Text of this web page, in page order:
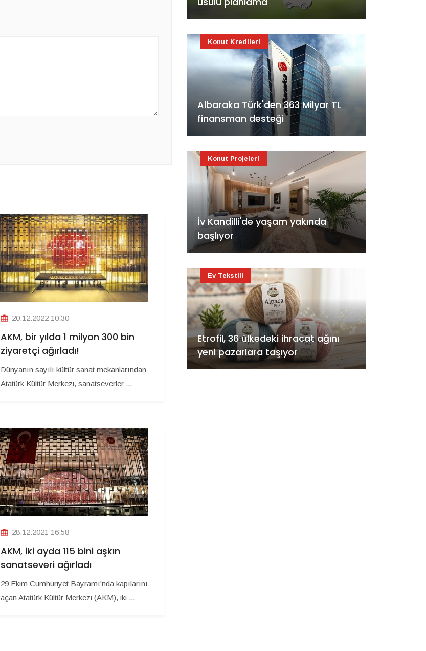
20.12.2022 10:30
AKM, bir yılda 1 milyon 300 bin
ziyaretçi ağırladı!
Dünyanın sayılı kültür sanat mekanlarından
Atatürk Kültür Merkezi, sanatseverler ...
28.12.2021 16:58
AKM, iki ayda 115 bini aşkın
sanatseveri ağırladı
29 Ekim Cumhuriyet Bayramı'nda kapılarını
açan Atatürk Kültür Merkezi (AKM), iki ...
Albaraka Türk'den 363 Milyar TL
finansman desteği
Konut Kredileri
İv Kandilli'de yaşam yakında
başlıyor
Konut Projeleri
Etrofil, 36 ülkedeki ihracat ağını
yeni pazarlara taşıyor
Ev Tekstili